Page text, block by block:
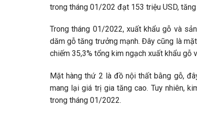
trong tháng 01/202 đạt 153 triệu USD,
Trong tháng 01/2022, xuất khẩu gỗ và
dăm gỗ tăng trưởng mạnh. Đây cũng là
chiếm 35,3% tổng kim ngạch xuất khẩu gỗ
Mặt hàng thứ 2 là đồ nội thất bằng gỗ,
mang lại giá trị gia tăng cao. Tuy nhiên,
trong tháng 01/2022.